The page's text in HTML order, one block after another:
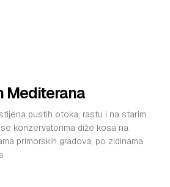
Mediterana
pustih otoka, rastu i na starim
konzervatorima diže kosa na
primorskih gradova, po zidinama